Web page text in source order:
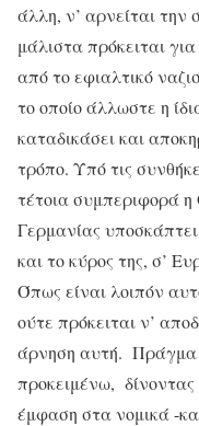
άλλη, ν’ αρνείται
μάλιστα πρόκειται
από το εφιαλτικό
το οποίο άλλωστε η
καταδικάσει και
τρόπο. Υπό τις
τέτοια συμπεριφορά
Γερμανίας
και το κύρος της, σ’
Όπως είναι λοιπόν
ούτε πρόκειται ν’
άρνηση αυτή. Πράγμα
προκειμένω,
έμφαση στα νομικά -